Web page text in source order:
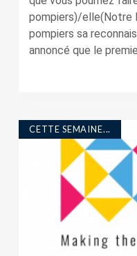
pompiers)/elle(Notre
pompiers sa
annoncé que le
CETTE SEMAINE...